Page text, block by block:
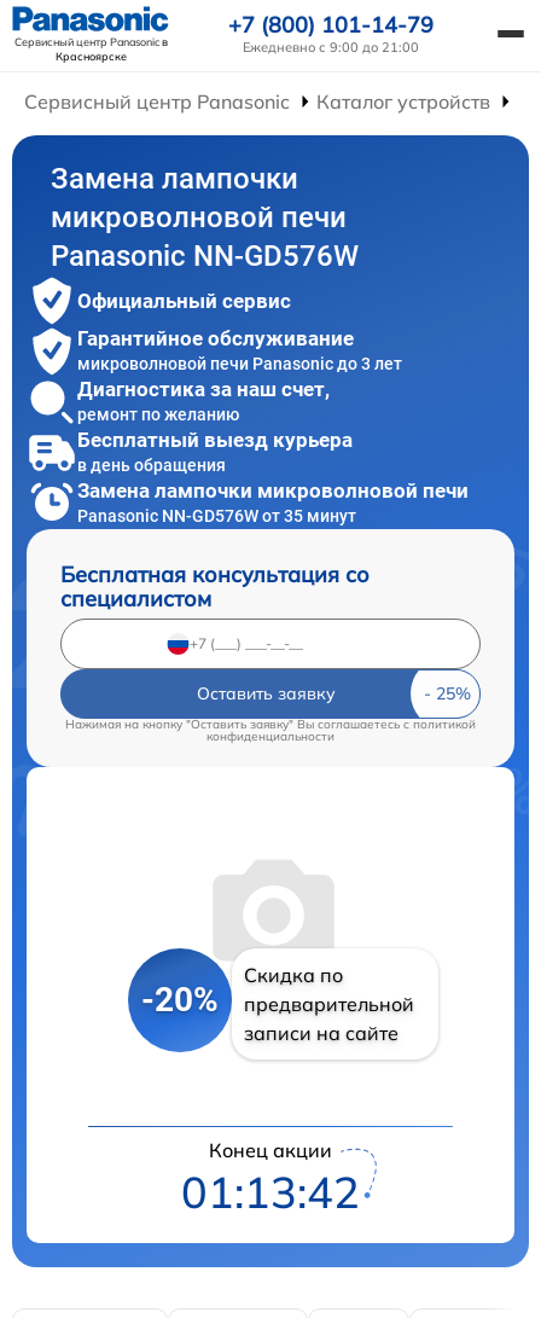
Сервисный центр Panasonicв
Красноярске
+7 (800) 101-14-79
Ежедневно с 9:00 до 21:00
Сервисный центр Panasonic Каталог устройств
Замена лампочки
микроволновой печи
Panasonic NN-GD576W
Официальный сервис
Гарантийное обслуживание
микроволновой печи Panasonic до 3 лет
Диагностика за наш счет,
ремонт по желанию
Бесплатный выезд курьера
в день обращения
Замена лампочки микроволновой печи
Panasonic NN-GD576W от 35 минут
Бесплатная консультация со
специалистом
Оставить заявку
Нажимая на кнопку "Оставить заявку" Вы соглашаетесь cполитикой
конфиденциальности
-20%
Скидка по
предварительной
записи на сайте
Конец акции
01:13:41